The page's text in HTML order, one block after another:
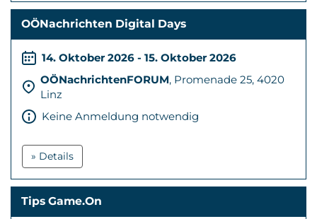
OÖNachrichten Digital Days
14. Oktober 2026 - 15. Oktober 2026
OÖNachrichtenFORUM, Promenade 25, 4020
Linz
Keine Anmeldung notwendig
» Details
Tips Game.On